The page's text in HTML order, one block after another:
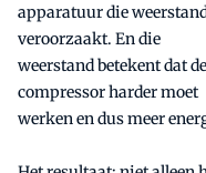
apparatuur die
veroorzaakt. En die
weerstand betekent dat de
compressor harder moet
werken en dus meer